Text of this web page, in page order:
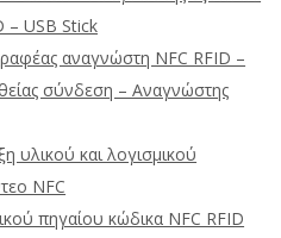
– USB Stick
αναγνώστη NFC RFID –
σύνδεση – Αναγνώστης
υλικού και λογισμικού
NFC
πηγαίου κώδικα NFC RFID